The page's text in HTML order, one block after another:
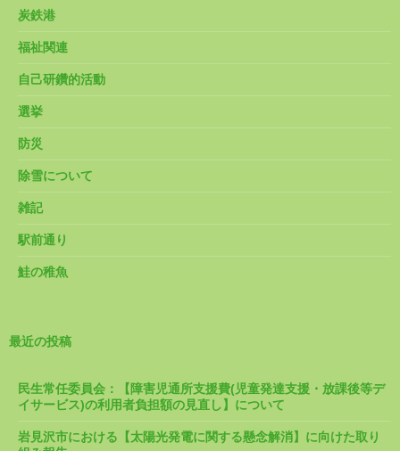
炭鉄港
福祉関連
自己研鑽的活動
選挙
防災
除雪について
雑記
駅前通り
鮭の稚魚
最近の投稿
民生常任委員会：【障害児通所支援費(児童発達支援・放課後等デ
イサービス)の利用者負担額の見直し】について
岩見沢市における【太陽光発電に関する懸念解消】に向けた取り